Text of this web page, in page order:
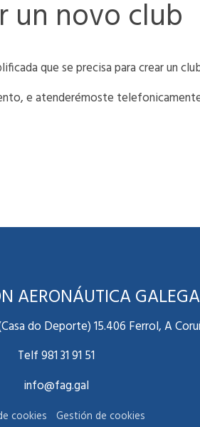
un novo club
que se precisa para crear un
e atenderémoste
AERONÁUTICA GALEGA
do Deporte) 15.406 Ferrol, A
Telf 981 31 91 51
info@fag.gal
cookies Gestión de cookies